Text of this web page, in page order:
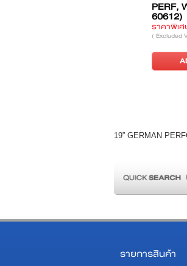
RACK (G1-60506)
19” GERMAN
รายการสินค้า